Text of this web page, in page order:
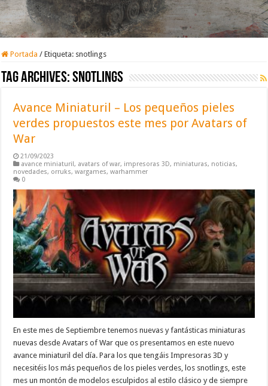
Portada / Etiqueta: snotlings
Tag Archives:snotlings
Avance Miniaturil – Los pequeños pieles
verdes propuestos este mes por Avatars of
War
21/09/2023
avance miniaturil, avatars of war, impresoras 3D, miniaturas, noticias,
novedades, orruks,wargames,warhammer
0
En este mes de Septiembre tenemos nuevas y fantásticas miniaturas
nuevas desde Avatars of War que os presentamos en este nuevo
avance miniaturil del día. Para los que tengáis Impresoras 3D y
necesitéis los más pequeños de los pieles verdes, los snotlings, este
mes un montón de modelos esculpidos al estilo clásico y de siempre